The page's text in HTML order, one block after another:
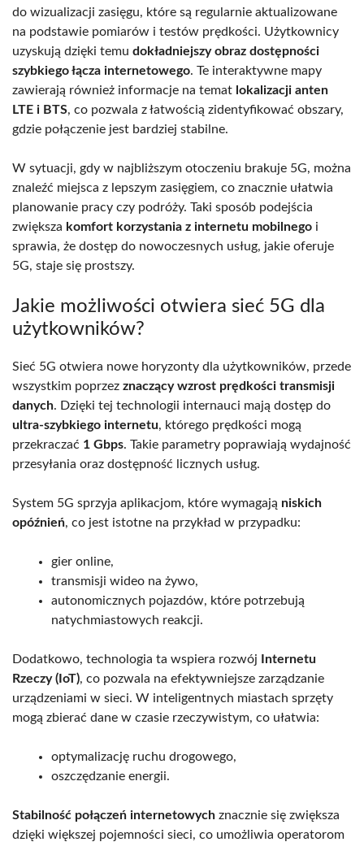
do wizualizacji zasięgu, które są regularnie aktualizowane
na podstawie pomiarów i testów prędkości. Użytkownicy
uzyskują dzięki temu dokładniejszy obraz dostępności
szybkiego łącza internetowego. Te interaktywne mapy
zawierają również informacje na temat lokalizacji anten
LTE i BTS, co pozwala z łatwością zidentyfikować obszary,
gdzie połączenie jest bardziej stabilne.
W sytuacji, gdy w najbliższym otoczeniu brakuje 5G, można
znaleźć miejsca z lepszym zasięgiem, co znacznie ułatwia
planowanie pracy czy podróży. Taki sposób podejścia
zwiększa komfort korzystania z internetu mobilnego i
sprawia, że dostęp do nowoczesnych usług, jakie oferuje
5G, staje się prostszy.
Jakie możliwości otwiera sieć 5G dla
użytkowników?
Sieć 5G otwiera nowe horyzonty dla użytkowników, przede
wszystkim poprzez znaczący wzrost prędkości transmisji
danych. Dzięki tej technologii internauci mają dostęp do
ultra-szybkiego internetu, którego prędkości mogą
przekraczać 1 Gbps. Takie parametry poprawiają wydajność
przesyłania oraz dostępność licznych usług.
System 5G sprzyja aplikacjom, które wymagają niskich
opóźnień, co jest istotne na przykład w przypadku:
gier online,
transmisji wideo na żywo,
autonomicznych pojazdów, które potrzebują
natychmiastowych reakcji.
Dodatkowo, technologia ta wspiera rozwój
Internetu
Rzeczy (IoT), co pozwala na efektywniejsze zarządzanie
urządzeniami w sieci. W inteligentnych miastach sprzęty
mogą zbierać dane w czasie rzeczywistym, co ułatwia:
optymalizację ruchu drogowego,
oszczędzanie energii.
Stabilność połączeń internetowych znacznie się zwiększa
dzięki większej pojemności sieci, co umożliwia operatorom